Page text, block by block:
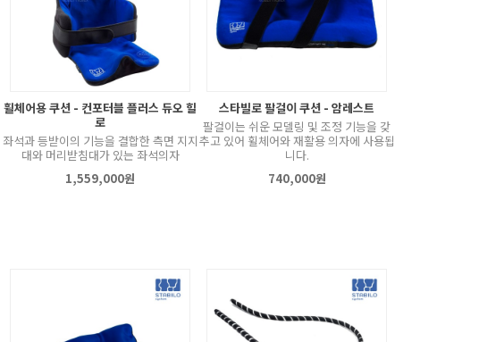
휠체어용 쿠션 - 컨포터블 플러스 듀오 힐
로
좌석과 등받이의 기능을 결합한 측면 지지
대와 머리받침대가 있는 좌석의자
1,559,000원
스타빌로 팔걸이 쿠션 - 암레스트
팔걸이는 쉬운 모델링 및 조정 기능을 갖
추고 있어 휠체어와 재활용 의자에 사용됩
니다.
740,000원